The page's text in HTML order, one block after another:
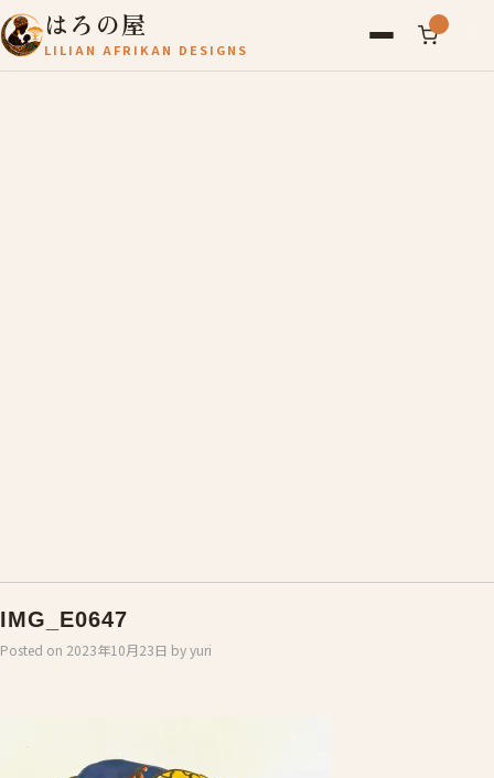
はろの屋
LILIAN AFRIKAN DESIGNS
IMG_E0647
Posted on 2023年10月23日 byyuri